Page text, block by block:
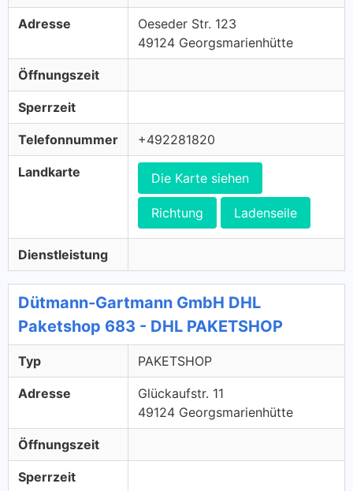
Adresse
Oeseder Str. 123
49124 Georgsmarienhütte
Öffnungszeit
Sperrzeit
Telefonnummer +492281820
Landkarte Die Karte siehen
Richtung Ladenseile
Dienstleistung
Dütmann-Gartmann GmbH DHL
Paketshop 683 - DHL PAKETSHOP
Typ PAKETSHOP
Adresse
Glückaufstr. 11
49124 Georgsmarienhütte
Öffnungszeit
Sperrzeit